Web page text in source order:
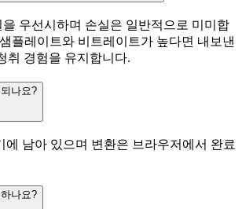
우선시하며 손실은 일반적으로 미미합
플레이트와 비트레이트가 높다면 내보낸
취 경험을 유지합니다.
나요?
에 남아 있으며 변환은 브라우저에서 완료
나요?